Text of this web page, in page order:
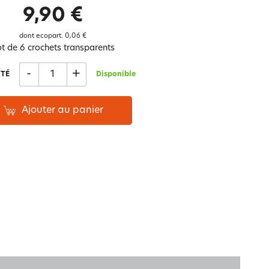
La gaze de coton
9,90 €
dont ecopart. 0,06 €
de 6 crochets transparents
- + Disponible
Ajouter au panier